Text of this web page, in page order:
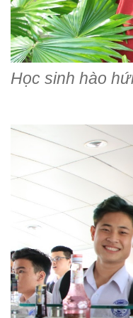
Học sinh hào